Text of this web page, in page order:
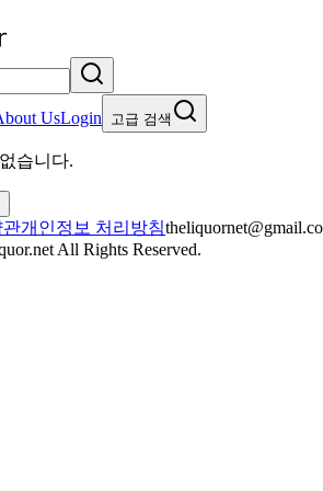
UsLogin 고급 검색
습니다.
관개인정보 처리방침
All Rights Reserved.